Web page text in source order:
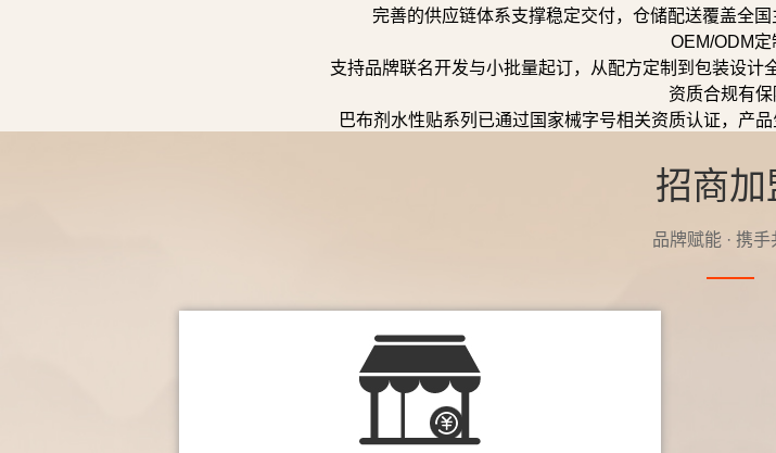
完善的供应链体系支撑稳定交付，仓储配送覆盖全
OEM/ODM定
支持品牌联名开发与小批量起订，从配方定制到包装设计
资质合规有保
巴布剂水性贴系列已通过国家械字号相关资质认证，产
招商加
品牌赋能 · 携手